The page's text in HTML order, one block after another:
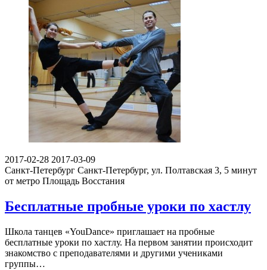
2017-02-28 2017-03-09
Санкт-Петербург Санкт-Петербург, ул. Полтавская 3, 5 минут
от метро Площадь Восстания
Бесплатные пробные уроки по хастлу
Школа танцев «YouDance» приглашает на пробные
бесплатные уроки по хастлу. На первом занятии происходит
знакомство с преподавателями и другими учениками
группы…